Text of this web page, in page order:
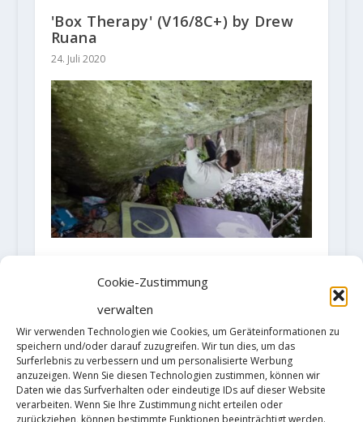
Cookie-Zustimmung
verwalten
Wir verwenden Technologien wie Cookies, um Geräteinformationen zu
speichern und/oder darauf zuzugreifen. Wir tun dies, um das
Surferlebnis zu verbessern und um personalisierte Werbung
anzuzeigen. Wenn Sie diesen Technologien zustimmen, können wir
Daten wie das Surfverhalten oder eindeutige IDs auf dieser Website
verarbeiten. Wenn Sie Ihre Zustimmung nicht erteilen oder
zurückziehen, können bestimmte Funktionen beeinträchtigt werden.
'Box Therapy' (V16/8C+) by Drew
Ruana
24. Juli 2020
Begehung von „Bad boys for life“
29. Januar 2025